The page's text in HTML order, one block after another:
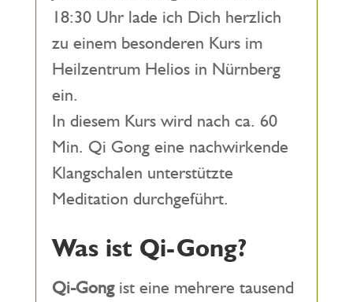
18:30 Uhr lade ich Dich herzlich
zu einem besonderen Kurs im
Heilzentrum Helios in Nürnberg
ein.
In diesem Kurs wird nach ca. 60
Min. Qi Gong eine nachwirkende
Klangschalen unterstützte
Meditation durchgeführt.
Was ist Qi-Gong?
Qi-Gongist eine mehrere tausend